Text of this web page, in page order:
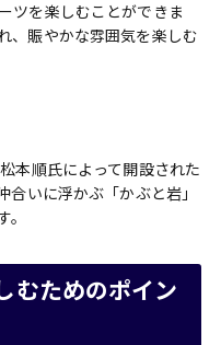
ツを楽しむことができま
、賑やかな雰囲気を楽しむ
本順氏によって開設された
いに浮かぶ「かぶと岩」
むためのポイン